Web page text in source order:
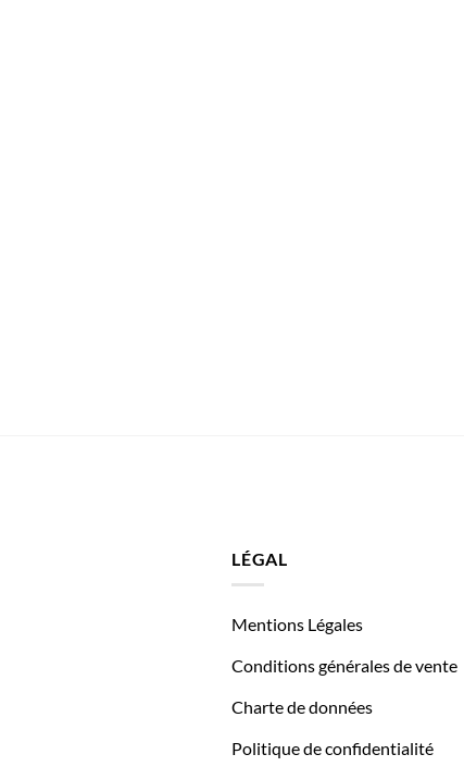
LÉGAL
Mentions Légales
Conditions générales de vente
Charte de données
Politique de confidentialité